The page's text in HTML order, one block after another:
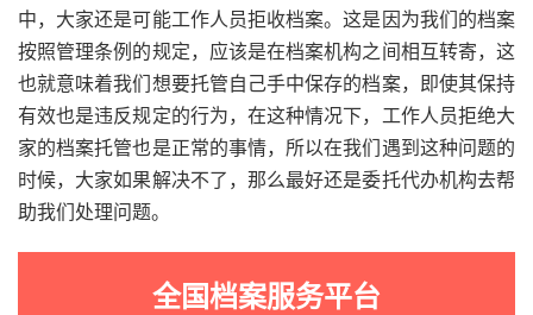
中，大家还是可能工作人员拒收档案。这是因为我们的档案
按照管理条例的规定，应该是在档案机构之间相互转寄，这
也就意味着我们想要托管自己手中保存的档案，即使其保持
有效也是违反规定的行为，在这种情况下，工作人员拒绝大
家的档案托管也是正常的事情，所以在我们遇到这种问题的
时候，大家如果解决不了，那么最好还是委托代办机构去帮
助我们处理问题。
全国档案服务平台